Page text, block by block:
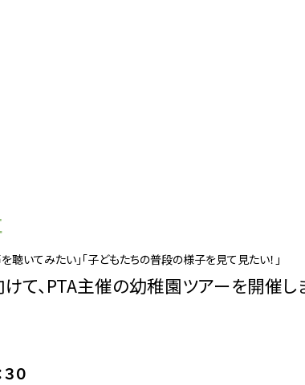
聴いてみたい」「子どもたちの普段の様子を見て見たい！」
、PTA主催の幼稚園ツアーを開催し
０